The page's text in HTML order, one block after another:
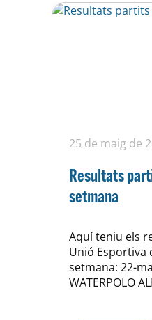
25 de maig de
Resultats
setmana
Aquí teniu els
Unió Esportiva
setmana: 22-
WATERPOLO